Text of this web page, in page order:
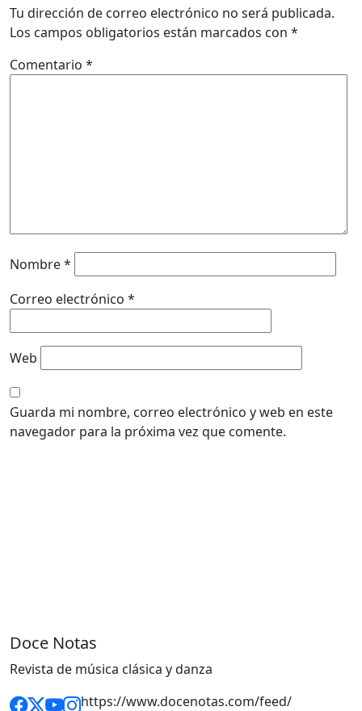
Tu dirección de correo electrónico no será publicada.
Los campos obligatorios están marcados con *
Comentario *
Nombre*
Correo electrónico *
Web
Guarda mi nombre, correo electrónico y web en este
navegador para la próxima vez que comente.
Doce Notas
Revista de música clásica y danza
https://www.docenotas.com/feed/